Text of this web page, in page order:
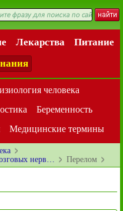
Лекарства
Питание
человека
Беременность
Медицинские термины
нерв…
Перелом